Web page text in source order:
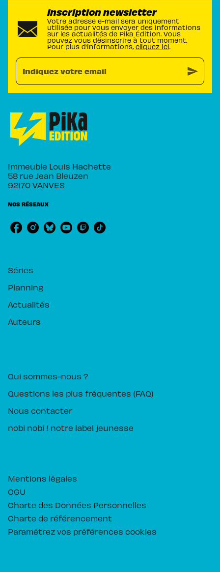
Inscription newsletter
Votre adresse e-mail sera uniquement
utilisée pour vous envoyer des informations
sur les actualités de Pika Édition. Vous
pouvez vous désinscrire à tout moment.
Pour plus d’informations, cliquez ici.
Indiquez votre email send
Immeuble Louis Hachette
58 rue Jean Bleuzen
92170 VANVES
NOS RÉSEAUX
Séries
Planning
Actualités
Auteurs
Qui sommes-nous ?
Questions les plus fréquentes (FAQ)
Nous contacter
nobi nobi ! notre label jeunesse
Mentions légales
CGU
Charte des Données Personnelles
Charte de référencement
Paramétrez vos préférences cookies